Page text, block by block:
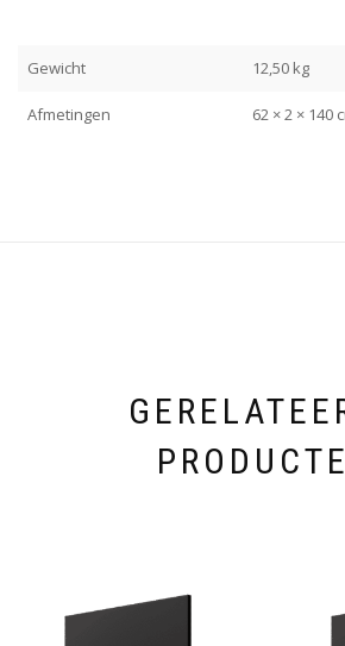
Gewicht 12,50 kg
Afmetingen 62 × 2 × 140